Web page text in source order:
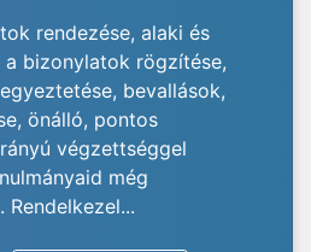
rendezése, alaki és
bizonylatok rögzítése,
bevallások,
önálló, pontos
végzettséggel
még